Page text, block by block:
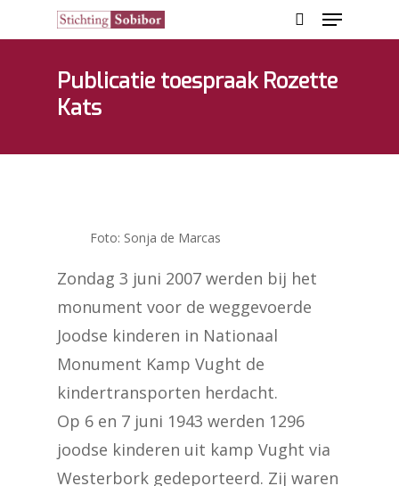
Hit enter to search or ESC to close
Publicatie toespraak Rozette
Kats
Foto: Sonja de Marcas
Zondag 3 juni 2007 werden bij het
monument voor de weggevoerde
Joodse kinderen in Nationaal
Monument Kamp Vught de
kindertransporten herdacht.
Op 6 en 7 juni 1943 werden 1296
joodse kinderen uit kamp Vught via
Westerbork gedeporteerd. Zij waren